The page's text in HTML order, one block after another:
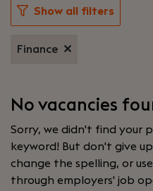
Show all filters
Finance
No vacancies
Sorry, we didn't find your
keyword! But don't give
change the spelling, or
through employers' job